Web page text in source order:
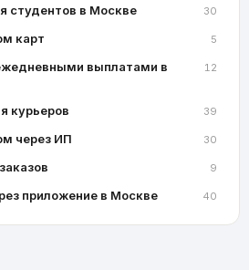
студентов в Москве 30
карт 5
выплатами в
12
курьеров 39
через ИП 30
9
приложение в Москве 40